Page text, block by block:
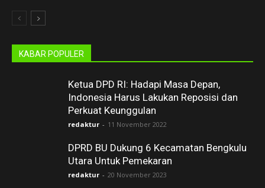
KABAR POPULER
Ketua DPD RI: Hadapi Masa Depan,
Indonesia Harus Lakukan Reposisi dan
Perkuat Keunggulan
redaktur - 11 November 2022
DPRD BU Dukung 6 Kecamatan Bengkulu
Utara Untuk Pemekaran
redaktur - 20 November 2023